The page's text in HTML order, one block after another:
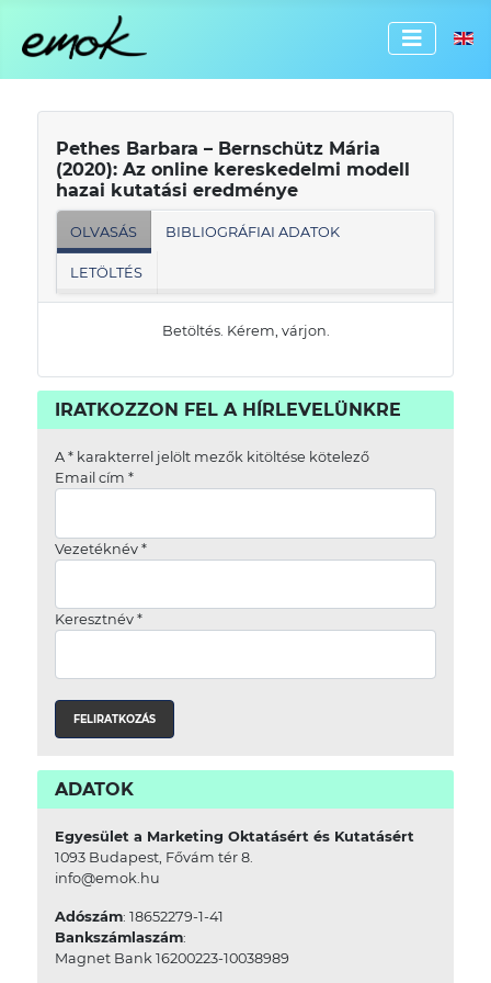
Pethes Barbara – Bernschütz Mária
(2020): Az online kereskedelmi modell
hazai kutatási eredménye
OLVASÁS BIBLIOGRÁFIAI ADATOK
LETÖLTÉS
Betöltés. Kérem, várjon.
IRATKOZZON FEL A HÍRLEVELÜNKRE
A *karakterrel jelölt mezők kitöltése kötelező
Email cím *
Vezetéknév *
Keresztnév *
ADATOK
Egyesület a Marketing Oktatásért és Kutatásért
1093 Budapest, Fővám tér 8.
info@emok.hu
Adószám: 18652279-1-41
Bankszámlaszám:
Magnet Bank 16200223-10038989